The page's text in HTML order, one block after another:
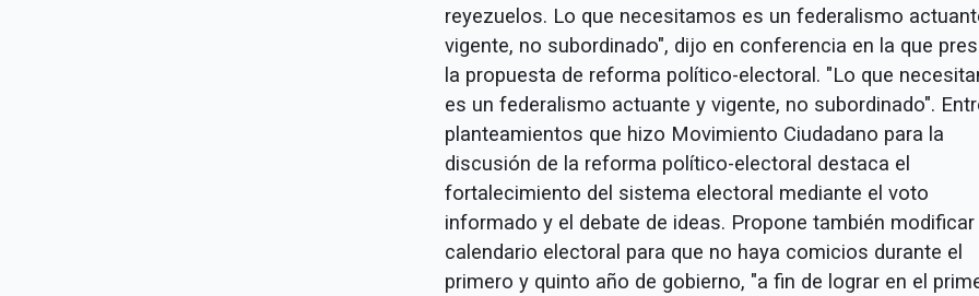
reyezuelos. Lo que necesitamos es un federalismo
vigente, no subordinado", dijo en conferencia en la que
la propuesta de reforma político-electoral. "Lo que
es un federalismo actuante y vigente, no subordinado".
planteamientos que hizo Movimiento Ciudadano para la
discusión de la reforma político-electoral destaca el
fortalecimiento del sistema electoral mediante el voto
informado y el debate de ideas. Propone también modificar
calendario electoral para que no haya comicios durante el
primero y quinto año de gobierno, "a fin de lograr en el